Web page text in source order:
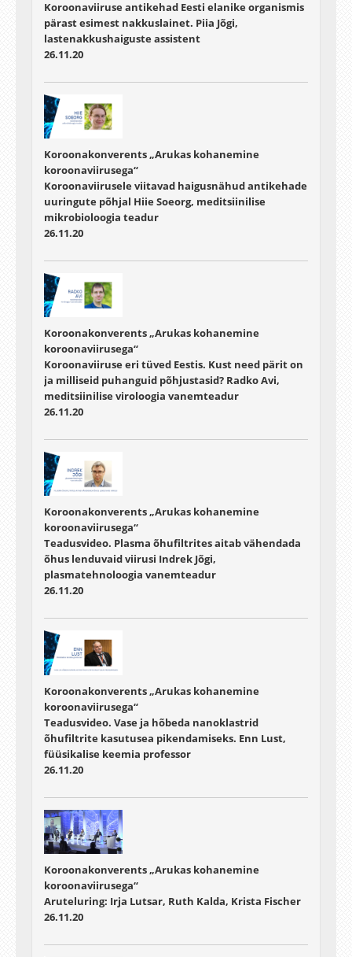
Koroonaviiruse antikehad Eesti elanike organismis
pärast esimest nakkuslainet. Piia Jõgi,
lastenakkushaiguste assistent
26.11.20
Koroonakonverents „Arukas kohanemine
koroonaviirusega“
Koroonaviirusele viitavad haigusnähud antikehade
uuringute põhjal Hiie Soeorg, meditsiinilise
mikrobioloogia teadur
26.11.20
Koroonakonverents „Arukas kohanemine
koroonaviirusega“
Koroonaviiruse eri tüved Eestis. Kust need pärit on
ja milliseid puhanguid põhjustasid? Radko Avi,
meditsiinilise viroloogia vanemteadur
26.11.20
Koroonakonverents „Arukas kohanemine
koroonaviirusega“
Teadusvideo. Plasma õhufiltrites aitab vähendada
õhus lenduvaid viirusi Indrek Jõgi,
plasmatehnoloogia vanemteadur
26.11.20
Koroonakonverents „Arukas kohanemine
koroonaviirusega“
Teadusvideo. Vase ja hõbeda nanoklastrid
õhufiltrite kasutusea pikendamiseks. Enn Lust,
füüsikalise keemia professor
26.11.20
Koroonakonverents „Arukas kohanemine
koroonaviirusega“
Aruteluring: Irja Lutsar, Ruth Kalda, Krista Fischer
26.11.20